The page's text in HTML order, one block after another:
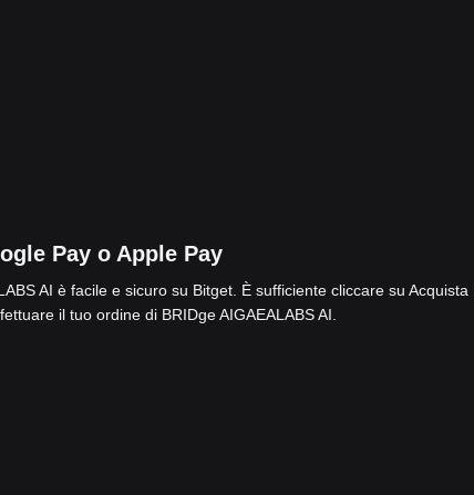
Pay o Apple Pay
AI è facile e sicuro su Bitget. È sufficiente cliccare su Acquista
il tuo ordine di BRIDge AIGAEALABS AI.